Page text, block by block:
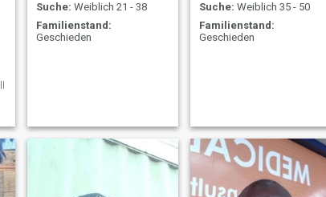
Suche: Weiblich 21 - 38
Familienstand:
Geschieden
Suche: Weiblich 35 - 50
Familienstand:
Geschieden